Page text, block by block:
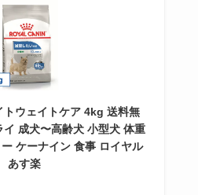
トウェイトケア 4kg 送料無
成犬〜高齢犬 小型犬 体重
ケーナイン 食事 ロイヤル
あす楽